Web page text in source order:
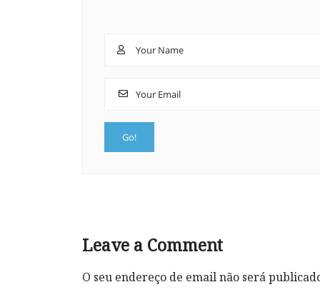
Leave a Comment
O seu endereço de email não será